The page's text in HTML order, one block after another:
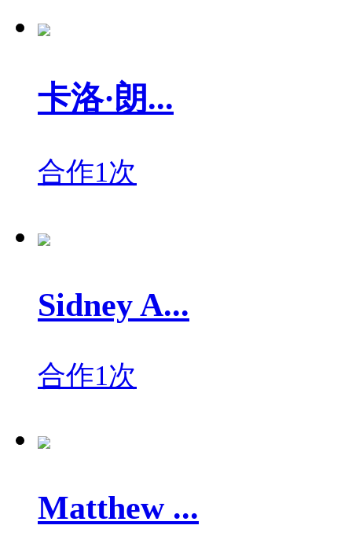
卡洛·朗...
合作1次
Sidney A...
合作1次
Matthew ...